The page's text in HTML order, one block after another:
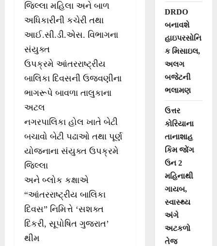
જિલ્લા મહિલા અને બાળ
અધિકારીની કચેરી તથા
આઈ.સી.ડી.એસ. વિભાગના
સંયુક્ત
ઉપક્રમે આંતરરાષ્ટ્રીય
બાલિકા દિવસની ઉજવણીના
ભાગરૂપે બાવળા તાલુકાના
અટલ
નગરપાલિકા હોલ ખાતે બેટી
બચાવો બેટી પઢાઓ તથા પૂર્ણ
યોજનાના સંયુક્ત ઉપક્રમે
જિલ્લા
અને બ્લોક કક્ષાએ
“આંતરરાષ્ટ્રીય બાલિકા
દિવસ” નિમિત્તે ‘સશક્ત
દિકરી, સૂપોષિત ગુજરાત’
થીમ
DRDO
બનાવશે
હાઇપરસોનિ
ક મિસાઇલ,
અલગ
બજેટની
ભલામણ
ઉત્તર
કોરિયાના
તાનાશાહ
કિમ જોંગ
ઉન 2
મહિનાથી
ગાયબ,
સ્વાસ્થ્ય
અંગે
અટકળો
તેજ